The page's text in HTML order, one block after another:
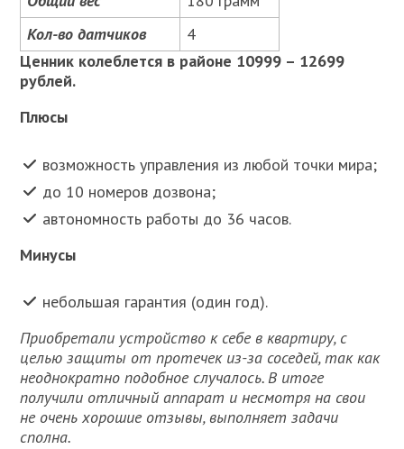
Кол-во датчиков
4
Ценник колеблется в районе 10999 – 12699
рублей.
Плюсы
возможность управления из любой точки мира;
до 10 номеров дозвона;
автономность работы до 36 часов.
Минусы
небольшая гарантия (один год).
Приобретали устройство к себе в квартиру, с
целью защиты от протечек из-за соседей, так как
неоднократно подобное случалось. В итоге
получили отличный аппарат и несмотря на свои
не очень хорошие отзывы, выполняет задачи
сполна.